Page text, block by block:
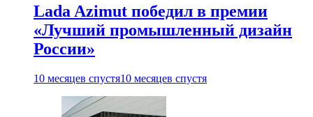
Lada Azimut победил в премии
«Лучший промышленный дизайн
России»
10 месяцев спустя10 месяцев спустя